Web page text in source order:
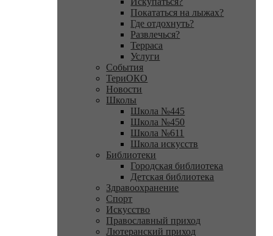
Покататься на лыжах?
Где отдохнуть?
Развлечься?
Терраса
Услуги
События
ТериОКО
Новости
Школы
Школа №445
Школа №450
Школа №611
Школа искусств
Библиотеки
Городская библиотека
Детская библиотека
Здравоохранение
Спорт
Искусство
Православный приход
Лютеранский приход